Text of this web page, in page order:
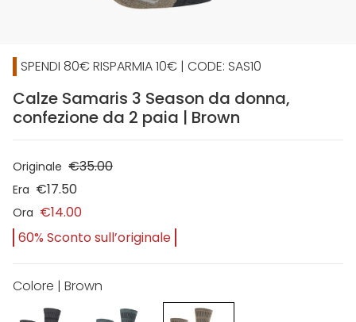
SPENDI 80€ RISPARMIA 10€ | CODE: SAS10
Calze Samaris 3 Season da donna,
confezione da 2 paia | Brown
Originale €35.00
Era €17.50
Ora €14.00
60% Sconto sull’originale
Colore | Brown